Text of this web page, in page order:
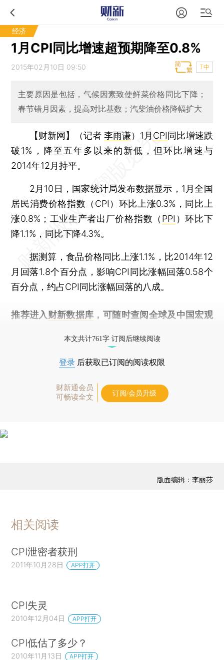
经济
1月CPI同比增速超预期降至0.8%
2015年02月10日 09:50 T中
主要原因是包括，气候因素致使鲜菜价格同比下降；
春节错月因素，提高对比基数；汽柴油价格降幅扩大
【财新网】（记者李雨谦） 1月 CPI 同比增速跌
破1%，降至五年多以来的新低，但环比增速与
2014年12月持平。
2月10日，国家统计局发布数据显示，1月全国
居民消费价格指数（CPI）环比上涨0.3%，同比上
涨0.8%；工业生产者出厂价格指数（ PPI ）环比下
降1.1%，同比下降4.3%。
据测算，食品价格同比上涨1.1%，比2014年12
月回落1.8个百分点，影响CPI同比涨幅回落0.58个
百分点，约占CPI同比涨幅回落的八成。
推荐进入 财新数据库 ，可随时查阅全球及中国宏观
本文共计761字 订阅后继续阅读
登录 后获取已订阅的阅读权限
财新通会员
可畅读全文
订阅/会员升级
版面编辑：李丽莎
相关阅读
CPI泄密者获刑
2011年10月28日 APP打开
CPI失灵
2010年12月04日 APP打开
CPI低估了多少？
2010年11月13日 APP打开